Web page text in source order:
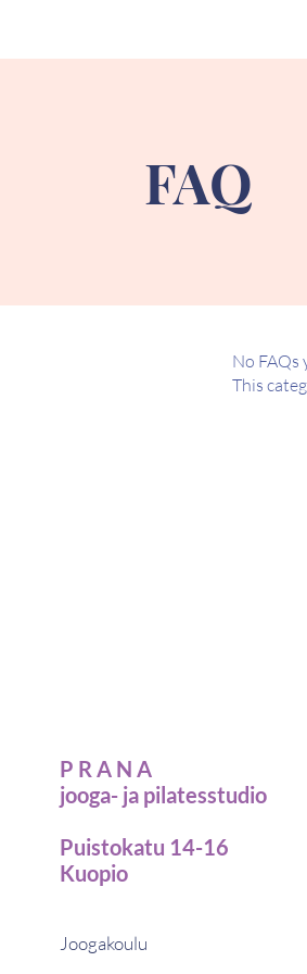
FAQ
No FAQs
This
P R A N A
jooga- ja pilatesstudio
Puistokatu 14-16
Kuopio
Joogakoulu